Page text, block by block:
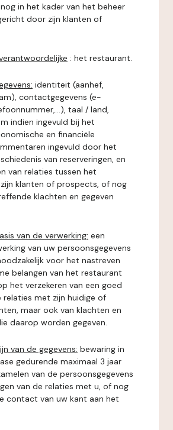
in het kader van het beheer
door zijn klanten of
: het restaurant.
identiteit (aanhef,
contactgegevens (e-
taal / land,
indien ingevuld bij het
en financiële
ingevuld door het
van reserveringen, en
van relaties tussen het
klanten of prospects, of nog
klachten en gegeven
van de verwerking: een
van uw persoonsgegevens
voor het nastreven
belangen van het restaurant
het verzekeren van een goed
relaties met zijn huidige of
maar ook van klachten en
daarop worden gegeven.
van de gegevens: bewaring in
gedurende maximaal 3 jaar
van de persoonsgegevens
van de relaties met u, of nog
contact van uw kant aan het